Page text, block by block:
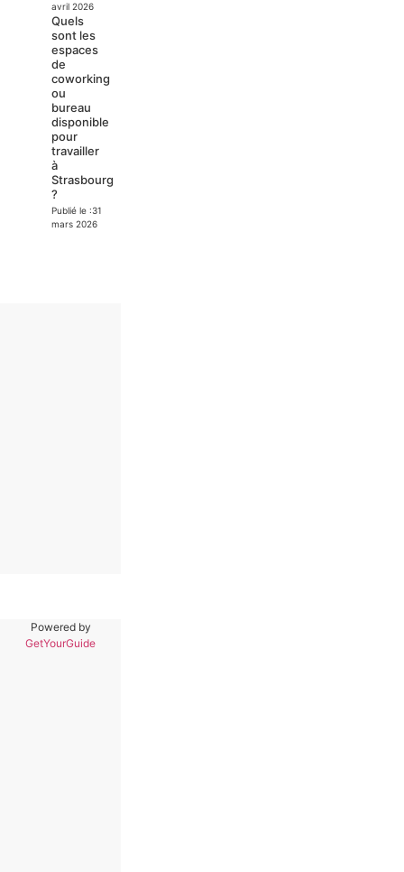
avril 2026
Quels
sont les
espaces
de
coworking
ou
bureau
disponible
pour
travailler
à
Strasbourg
?
Publié le :31
mars 2026
Powered by
GetYourGuide